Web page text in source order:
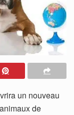
un nouveau
de